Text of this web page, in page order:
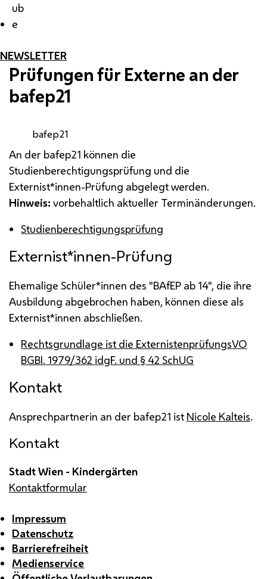
ub
e
NEWSLETTER
Prüfungen für Externe an der
bafep21
bafep21
An der bafep21 können die
Studienberechtigungsprüfung und die
Externist*innen-Prüfung abgelegt werden.
Hinweis: vorbehaltlich aktueller Terminänderungen.
Studienberechtigungsprüfung
Externist*innen-Prüfung
Ehemalige Schüler*innen des "BAfEP ab 14", die ihre
Ausbildung abgebrochen haben, können diese als
Externist*innen abschließen.
Rechtsgrundlage ist die ExternistenprüfungsVO
BGBI. 1979/362 idgF. und § 42SchUG
Kontakt
Ansprechpartnerin an der bafep21 ist Nicole Kalteis.
Kontakt
Stadt Wien - Kindergärten
Kontaktformular
Impressum
Datenschutz
Barrierefreiheit
Medienservice